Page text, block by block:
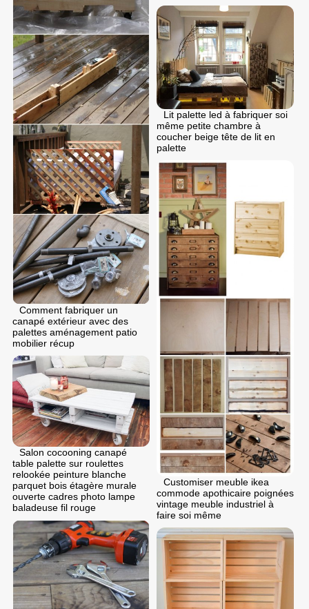
Comment fabriquer un
canapé extérieur avec des
palettes aménagement patio
mobilier récup
Lit palette led à fabriquer soi
même petite chambre à
coucher beige tête de lit en
palette
Customiser meuble ikea
commode apothicaire poignées
vintage meuble industriel à
faire soi même
Salon cocooning canapé
table palette sur roulettes
relookée peinture blanche
parquet bois étagère murale
ouverte cadres photo lampe
baladeuse fil rouge